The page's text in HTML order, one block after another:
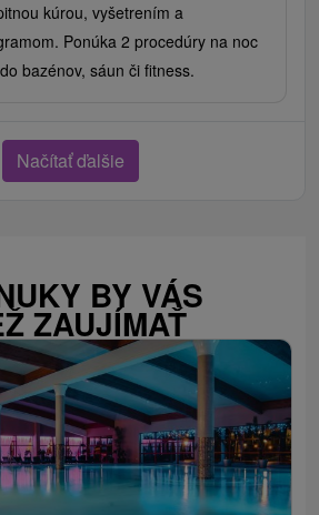
kúrou, vyšetrením a
Ponúka 2 procedúry na noc
bazénov, sáun či fitness.
Načítať ďalšie
BY VÁS
ZAUJÍMAŤ